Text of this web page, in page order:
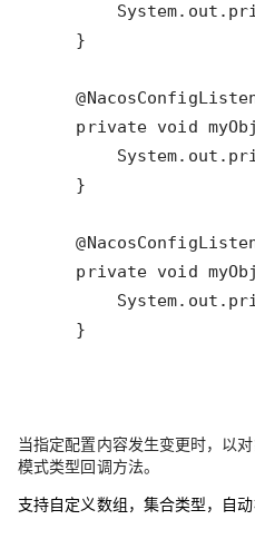
    }
当指定配置内容发生变更时，以
模式类型回调方法。
支持自定义数组，集合类型，自